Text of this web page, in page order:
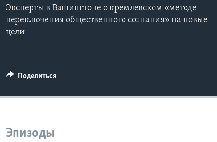
Языки
Эксперты в Вашингтоне о кремлевском «методе
переключения общественного сознания» на новые
цели
Поделиться
Эпизоды